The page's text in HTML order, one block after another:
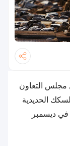
مجلس التعاون
الحديدية
في ديسمبر